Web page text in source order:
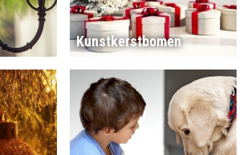
Kunstkerstbomen